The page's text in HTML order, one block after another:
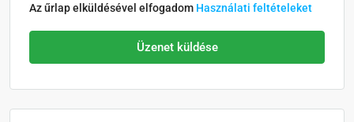
Az űrlap elküldésével elfogadom Használati feltételeket
Üzenet küldése